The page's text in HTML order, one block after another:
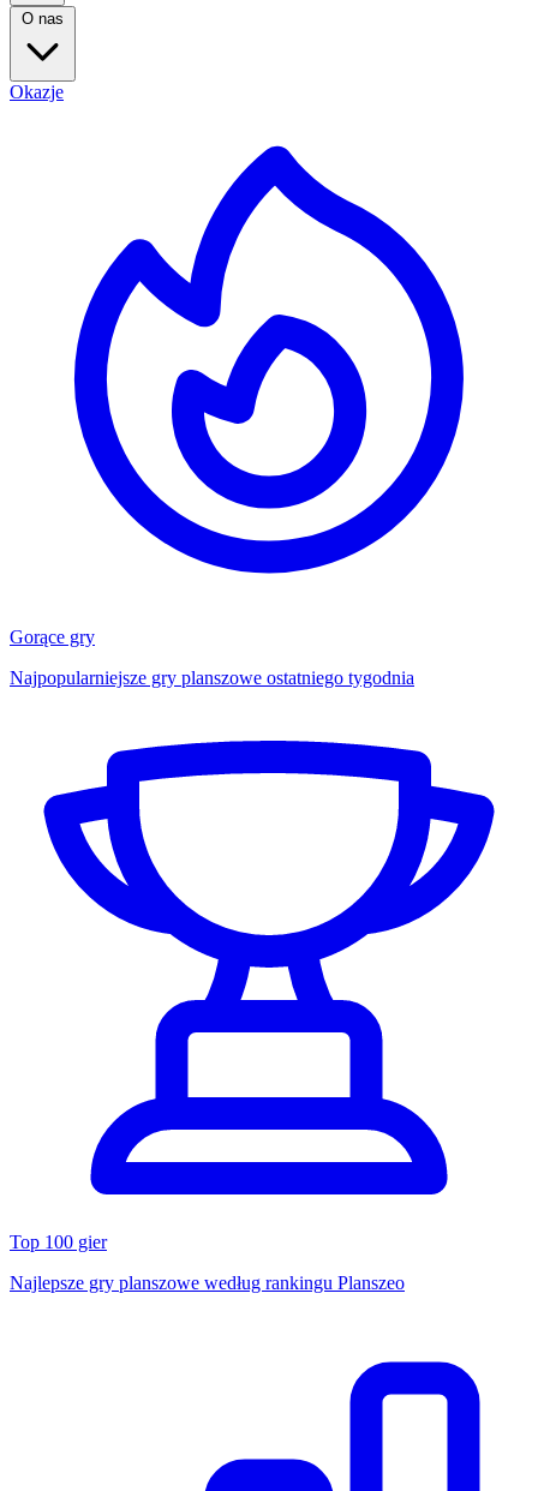
O nas
Okazje
Gorące gry
Najpopularniejsze gry planszowe ostatniego tygodnia
Top 100 gier
Najlepsze gry planszowe według rankingu Planszeo